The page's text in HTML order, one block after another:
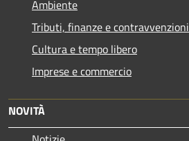
Ambiente
Tributi, finanze e contravvenzioni
Cultura e tempo libero
Imprese e commercio
NOVITÀ